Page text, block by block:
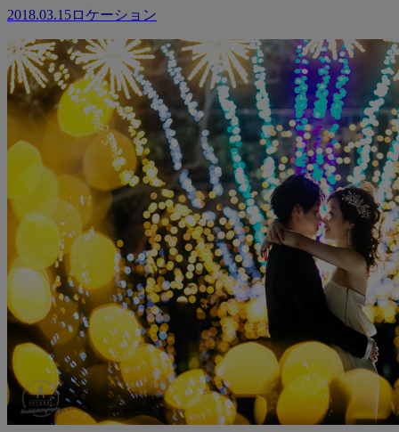
2018.03.15ロケーション